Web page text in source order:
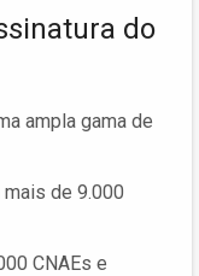
do
ampla gama de
de 9.000
CNAEs e